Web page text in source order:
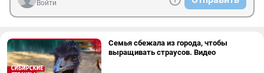
Войти
Семья сбежала из города, чтобы
выращивать страусов. Видео